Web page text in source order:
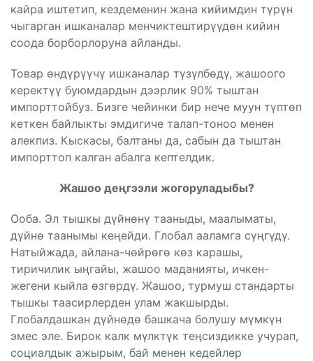
кайра иштетип, кездеменин жана кийимдин түрүн
чыгарган ишканалар менчиктештирүүдөн кийин
соода борборлоруна айланды.
Товар өндүрүүчү ишканалар түзүлбөдү, жашоого
керектүү буюмдардын дээрлик 90% тыштан
импорттойбуз. Бизге чейинки бир нече муун түптөп
кеткен байлыкты эмдигиче талап-тоноо менен
алекпиз. Кыскасы, балтаны да, сабын да тыштан
импорттоп калган абалга кептелдик.
Жашоо деңгээли жогоруладыбы?
Ооба. Эл тышкы дүйнөнү тааныды, маалыматы,
дүйнө таанымы кеңейди. Глобал ааламга сүңгүдү.
Натыйжада, айлана-чөйрөгө көз карашы,
тиричилик ыңгайы, жашоо маданияты, ичкен-
жегени кыйла өзгөрдү. Жашоо, турмуш стандарты
тышкы таасирлерден улам жакшырды.
Глобалдашкан дүйнөдө башкача болушу мүмкүн
эмес эле. Бирок калк мүлктүк теңсиздикке учурап,
социалдык ажырым, бай менен кедейлер